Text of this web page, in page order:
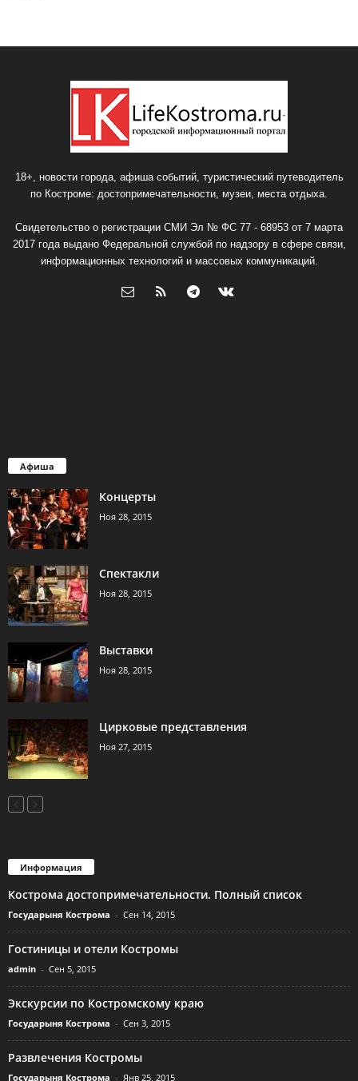
18+, новости города, афиша событий, туристический путеводитель
по Костроме: достопримечательности, музеи, места отдыха.
Свидетельство о регистрации СМИ Эл № ФС 77 - 68953 от 7 марта
2017 года выдано Федеральной службой по надзору в сфере связи,
информационных технологий и массовых коммуникаций.
Афиша
Концерты
Ноя 28, 2015
Спектакли
Ноя 28, 2015
Выставки
Ноя 28, 2015
Цирковые представления
Ноя 27, 2015
Информация
Кострома достопримечательности. Полный список
Государыня Кострома - Сен 14, 2015
Гостиницы и отели Костромы
admin - Сен 5, 2015
Экскурсии по Костромскому краю
Государыня Кострома - Сен 3, 2015
Развлечения Костромы
Государыня Кострома - Янв 25, 2015